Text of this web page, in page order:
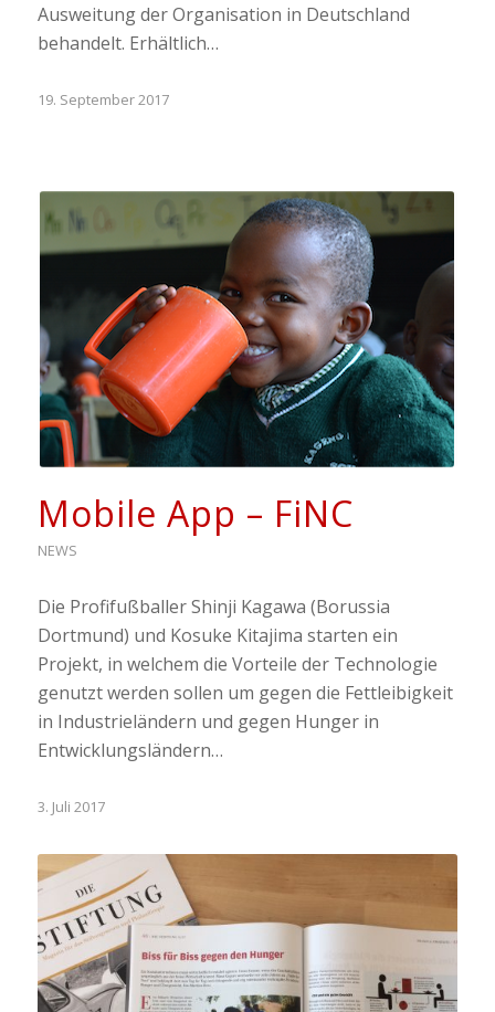
Ausweitung der Organisation in Deutschland
behandelt. Erhältlich…
19. September 2017
Mobile App – FiNC
NEWS
Die Profifußballer Shinji Kagawa (Borussia
Dortmund) und Kosuke Kitajima starten ein
Projekt, in welchem die Vorteile der Technologie
genutzt werden sollen um gegen die Fettleibigkeit
in Industrieländern und gegen Hunger in
Entwicklungsländern…
3. Juli 2017